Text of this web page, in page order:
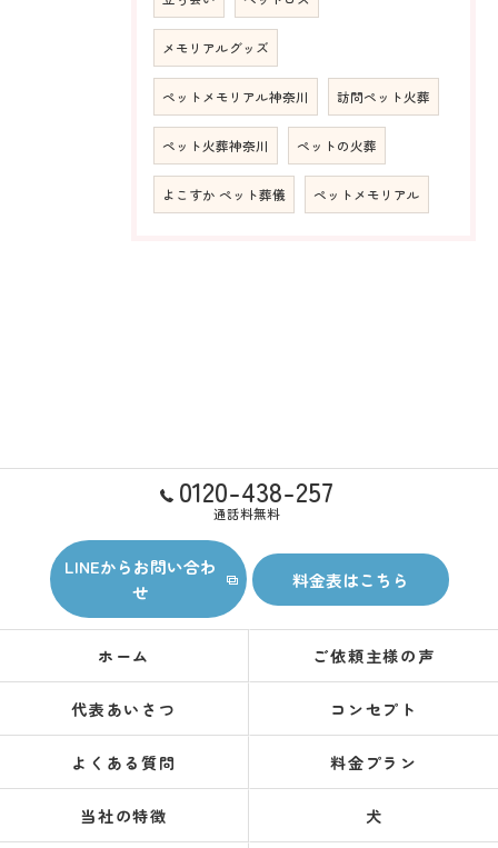
メモリアルグッズ
ペットメモリアル神奈川 訪問ペット火葬
ペット火葬神奈川 ペットの火葬
よこすか ペット葬儀 ペットメモリアル
0120-438-257
通話料無料
LINEからお問い合わ
せ
料金表はこちら
ホーム ご依頼主様の声
代表あいさつ コンセプト
よくある質問 料金プラン
当社の特徴 犬